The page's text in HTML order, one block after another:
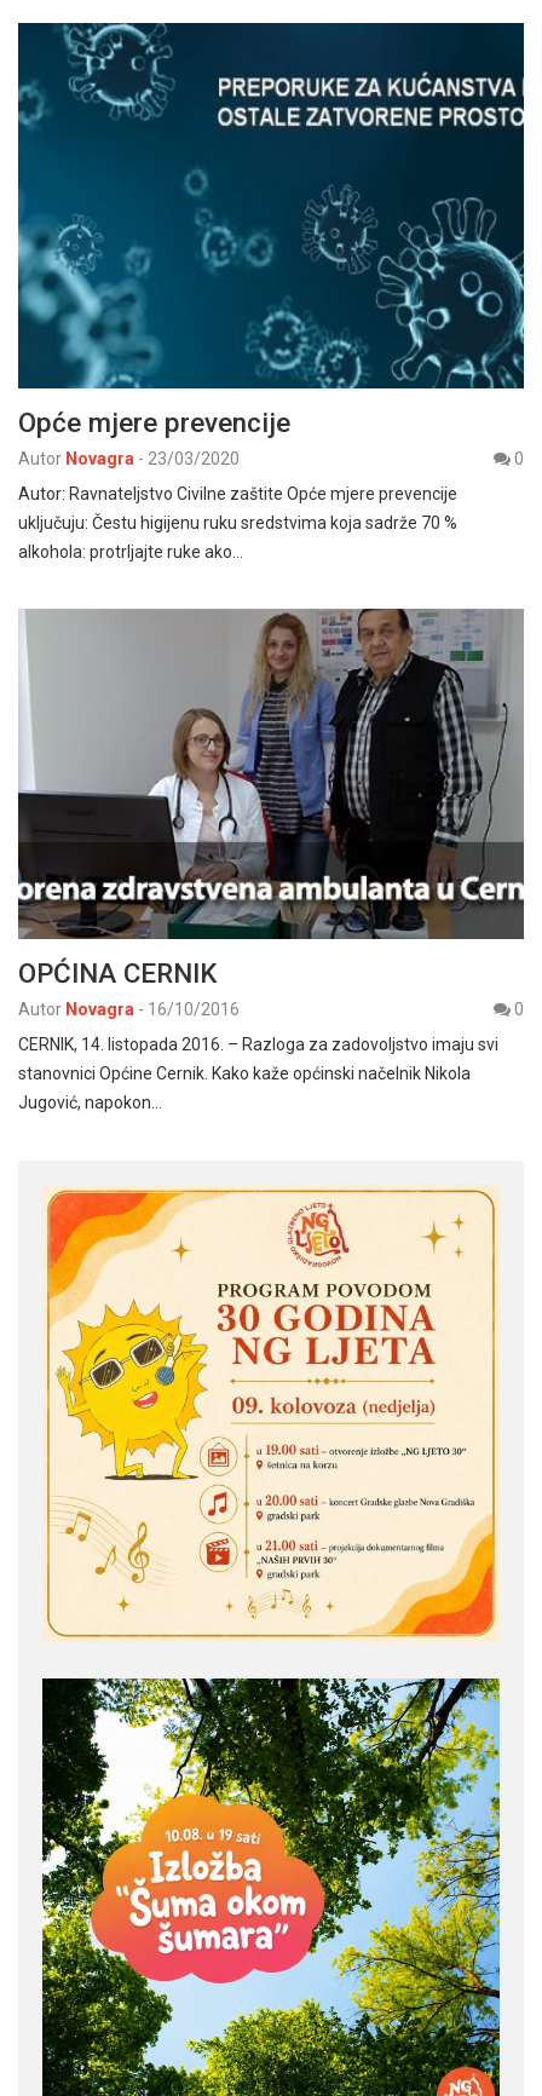
Opće mjere prevencije
Autor Novagra - 23/03/2020
0
Autor: Ravnateljstvo Civilne zaštite Opće mjere prevencije
uključuju: Čestu higijenu ruku sredstvima koja sadrže 70 %
alkohola: protrljajte ruke ako…
OPĆINA CERNIK
Autor Novagra - 16/10/2016
0
CERNIK, 14. listopada 2016. – Razloga za zadovoljstvo imaju svi
stanovnici Općine Cernik. Kako kaže općinski načelnik Nikola
Jugović, napokon…